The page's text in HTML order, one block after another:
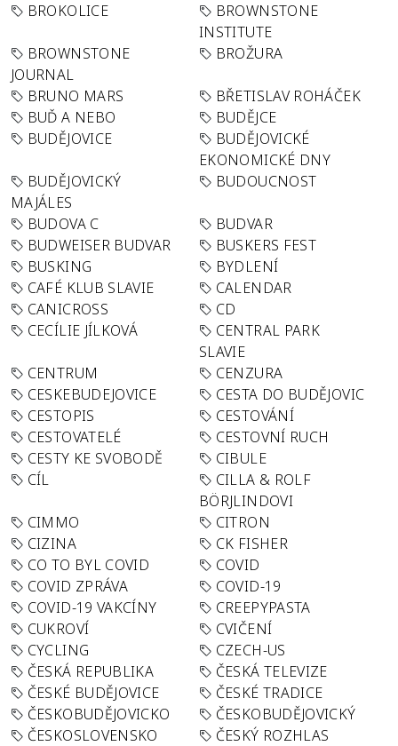
BROKOLICE
BROWNSTONE
INSTITUTE
BROWNSTONE
JOURNAL
BROŽURA
BRUNO MARS
BŘETISLAV ROHÁČEK
BUĎ A NEBO
BUDĚJCE
BUDĚJOVICE
BUDĚJOVICKÉ
EKONOMICKÉ DNY
BUDĚJOVICKÝ
MAJÁLES
BUDOUCNOST
BUDOVA C
BUDVAR
BUDWEISER BUDVAR
BUSKERS FEST
BUSKING
BYDLENÍ
CAFÉ KLUB SLAVIE
CALENDAR
CANICROSS
CD
CECÍLIE JÍLKOVÁ
CENTRAL PARK
SLAVIE
CENTRUM
CENZURA
CESKEBUDEJOVICE
CESTA DO BUDĚJOVIC
CESTOPIS
CESTOVÁNÍ
CESTOVATELÉ
CESTOVNÍ RUCH
CESTY KE SVOBODĚ
CIBULE
CÍL
CILLA & ROLF
BÖRJLINDOVI
CIMMO
CITRON
CIZINA
CK FISHER
CO TO BYL COVID
COVID
COVID ZPRÁVA
COVID-19
COVID-19 VAKCÍNY
CREEPYPASTA
CUKROVÍ
CVIČENÍ
CYCLING
CZECH-US
ČESKÁ REPUBLIKA
ČESKÁ TELEVIZE
ČESKÉ BUDĚJOVICE
ČESKÉ TRADICE
ČESKOBUDĚJOVICKO
ČESKOBUDĚJOVICKÝ
ČESKOSLOVENSKO
ČESKÝ ROZHLAS